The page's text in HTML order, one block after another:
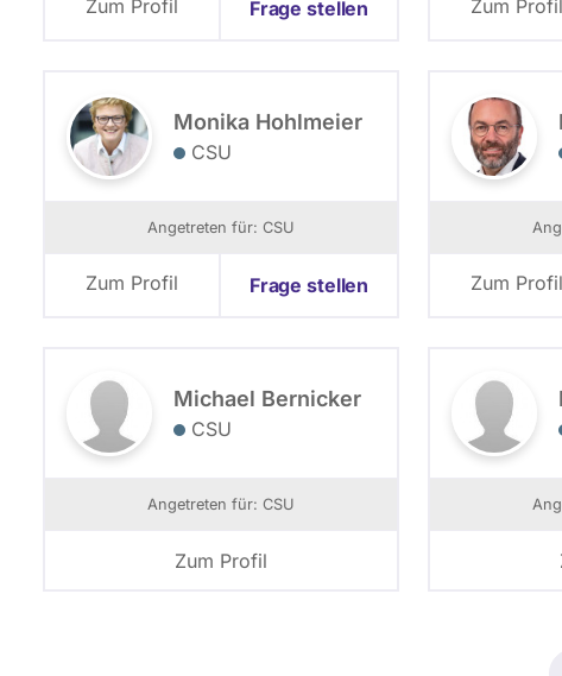
Zum Profil Frage stellen Zum Profil
Monika Hohlmeier
CSU
Angetreten für: CSU
Zum Profil Frage stellen Zum Profil
Michael Bernicker
CSU
Angetreten für: CSU
Zum Profil